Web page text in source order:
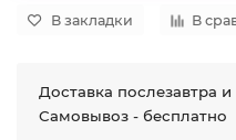
В закладки В
Доставка послезавтра
Самовывоз - бесплатно